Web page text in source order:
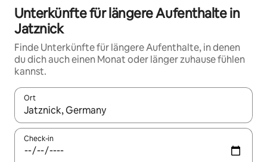
Unterkünfte für längere Aufenthalte in
Jatznick
Finde Unterkünfte für längere Aufenthalte, in denen
du dich auch einen Monat oder länger zuhause fühlen
kannst.
Ort
Wenn Ergebnisse verfügbar sind, navigiere mit den
Check-in